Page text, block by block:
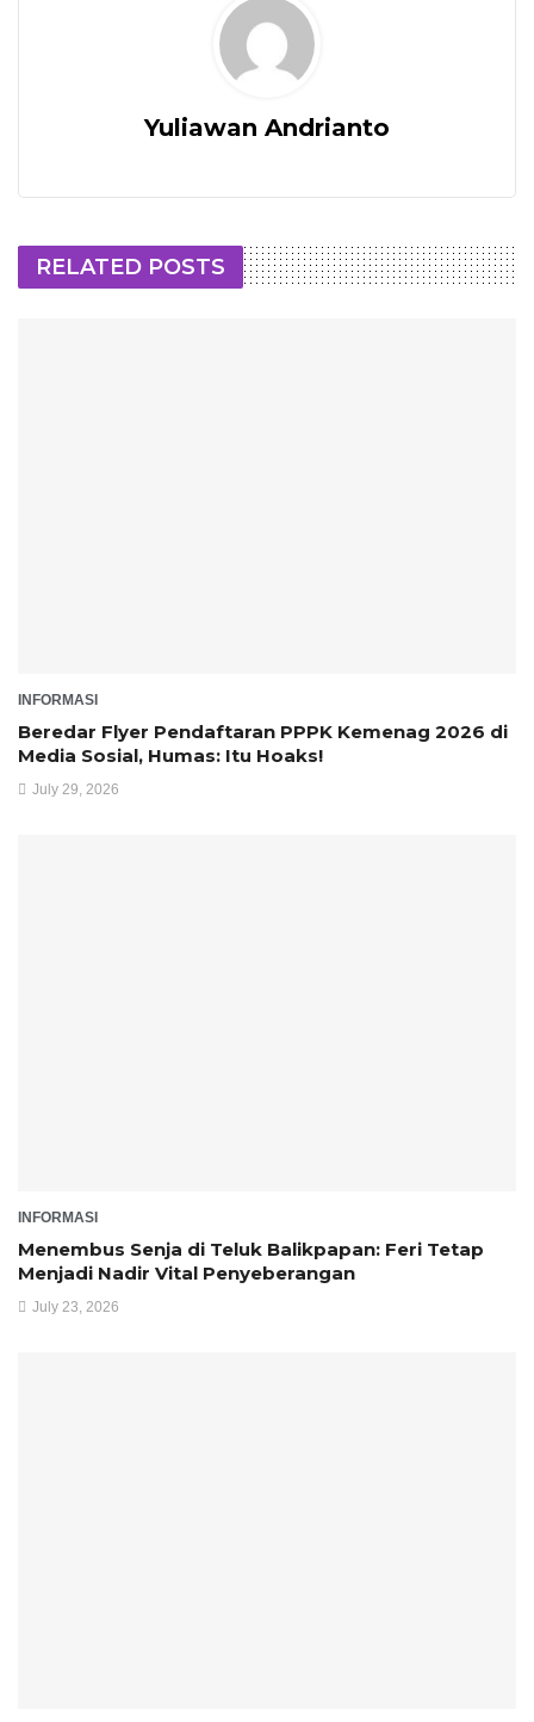
Yuliawan Andrianto
RELATED POSTS
INFORMASI
Beredar Flyer Pendaftaran PPPK Kemenag 2026 di
Media Sosial, Humas: Itu Hoaks!
July 29, 2026
INFORMASI
Menembus Senja di Teluk Balikpapan: Feri Tetap
Menjadi Nadir Vital Penyeberangan
July 23, 2026